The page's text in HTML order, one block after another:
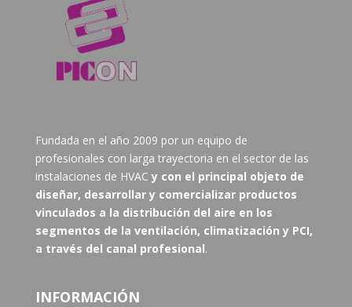
Fundada en el año 2009 por un equipo de
profesionales con larga trayectoria en el sector de las
instalaciones de HVAC y con el principal objeto de
diseñar, desarrollar y comercializar productos
vinculados a la distribución del aire en los
segmentos de la ventilación, climatización y PCI,
a través del canal profesional.
INFORMACIÓN